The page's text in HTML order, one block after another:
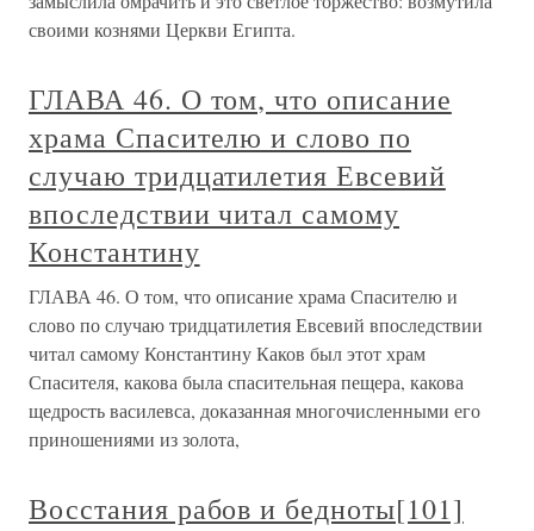
своими кознями Церкви Египта.
ГЛАВА 46. О том, что описание
храма Спасителю и слово по
случаю тридцатилетия Евсевий
впоследствии читал самому
Константину
ГЛАВА 46. О том, что описание храма Спасителю и
слово по случаю тридцатилетия Евсевий впоследствии
читал самому Константину Каков был этот храм
Спасителя, какова была спасительная пещера, какова
щедрость василевса, доказанная многочисленными его
приношениями из золота,
Восстания рабов и бедноты[101]